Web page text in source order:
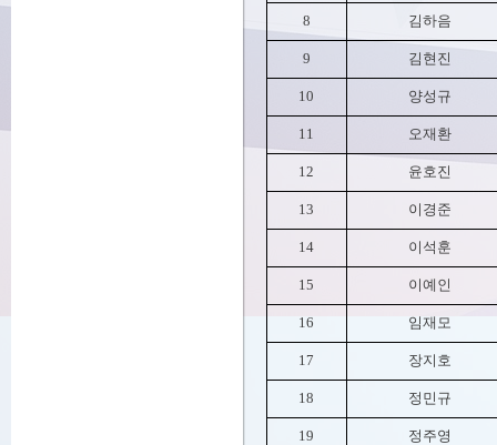
8 김하음
9 김현진
10 양성규
11 오재환
12 윤호진
13 이경준
14 이석훈
15 이예인
16 임재모
17 장지호
18 정민규
19 정주영